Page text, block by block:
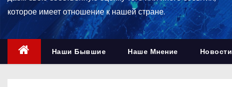
ж
которое имеет отношение к нашей стране.
Наши Бывшие Наше Мнение Новости